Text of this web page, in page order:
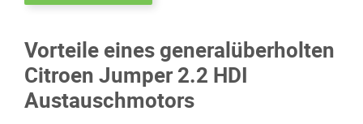
Vorteile eines generalüberholten
Citroen Jumper 2.2 HDI
Austauschmotors